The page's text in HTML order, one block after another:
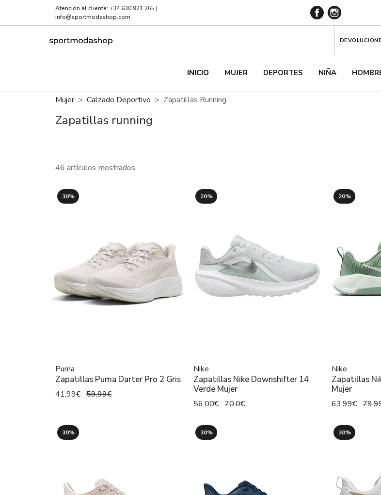
Atención al cliente: +34 630 921 265 |
info@sportmodashop.com
INICIO MUJER DEPORTES NIÑA
Mujer Calzado Deportivo Zapatillas Running
Zapatillas running
46 artículos mostrados
30%
Puma
Zapatillas Puma Darter Pro 2 Gris
41,99€ 59,99€
20%
Nike
Zapatillas Nike Downshifter 14
Verde Mujer
56,00€ 70,0€
20%
Nike
Zapatillas
Mujer
63,99€
30% 30% 30%